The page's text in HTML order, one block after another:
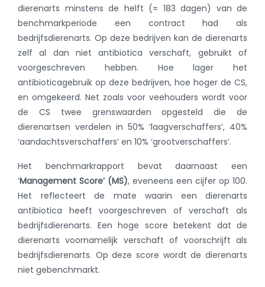
dierenarts minstens de helft (= 183 dagen) van de
benchmarkperiode een contract had als
bedrijfsdierenarts. Op deze bedrijven kan de dierenarts
zelf al dan niet antibiotica verschaft, gebruikt of
voorgeschreven hebben. Hoe lager het
antibioticagebruik op deze bedrijven, hoe hoger de CS,
en omgekeerd. Net zoals voor veehouders wordt voor
de CS twee grenswaarden opgesteld die de
dierenartsen verdelen in 50% ‘laagverschaffers’, 40%
‘aandachtsverschaffers’ en 10% ‘grootverschaffers’.
Het benchmarkrapport bevat daarnaast een
‘Management Score’ (MS), eveneens een cijfer op 100.
Het reflecteert de mate waarin een dierenarts
antibiotica heeft voorgeschreven of verschaft als
bedrijfsdierenarts. Een hoge score betekent dat de
dierenarts voornamelijk verschaft of voorschrijft als
bedrijfsdierenarts. Op deze score wordt de dierenarts
niet gebenchmarkt.